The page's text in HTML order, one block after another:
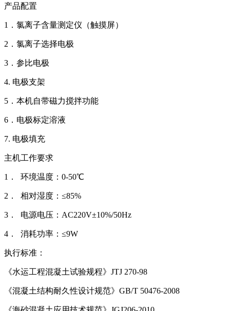
产品配置
1．氯离子含量测定仪（触摸屏）
2．氯离子选择电极
3．参比电极
4. 电极支架
5．本机自带磁力搅拌功能
6．电极标定溶液
7. 电极填充
主机工作要求
1． 环境温度：0-50℃
2． 相对湿度：≤85%
3． 电源电压：AC220V±10%/50Hz
4． 消耗功率：≤9W
执行标准：
《水运工程混凝土试验规程》JTJ 270-98
《混凝土结构耐久性设计规范》GB/T 50476-2008